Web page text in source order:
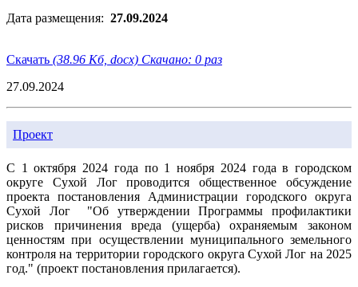
Дата размещения: 27.09.2024
Скачать (38.96 Кб, docx) Скачано: 0 раз
27.09.2024
Проект
С 1 октября 2024 года по 1 ноября 2024 года в городском
округе Сухой Лог проводится общественное обсуждение
проекта постановления Администрации городского округа
Сухой Лог "Об утверждении Программы профилактики
рисков причинения вреда (ущерба) охраняемым законом
ценностям при осуществлении муниципального земельного
контроля на территории городского округа Сухой Лог на 2025
год." (проект постановления прилагается).